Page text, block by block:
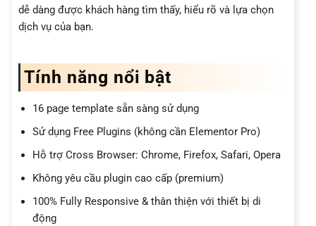
dễ dàng được khách hàng tìm thấy, hiểu rõ và lựa chọn
dịch vụ của bạn.
Tính năng nổi bật
16 page template sẵn sàng sử dụng
Sử dụng Free Plugins (không cần Elementor Pro)
Hỗ trợ Cross Browser: Chrome, Firefox, Safari, Opera
Không yêu cầu plugin cao cấp (premium)
100% Fully Responsive & thân thiện với thiết bị di
động